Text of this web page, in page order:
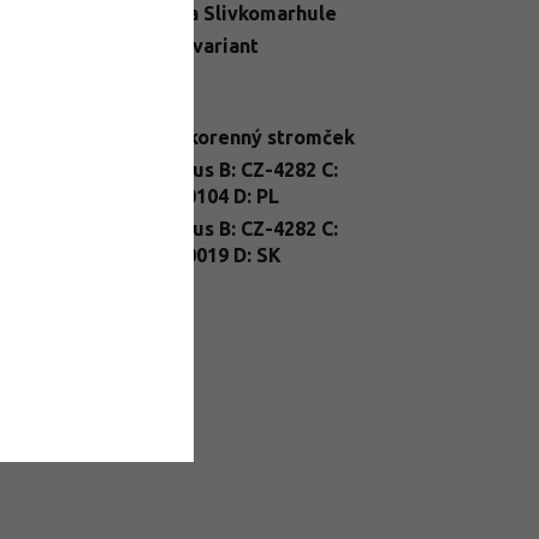
Blumy a Slivkomarhule
Zvoľte variant
prostokorenný stromček
A: Prunus B: CZ-4282 C:
25/FP/0104 D: PL
A: Prunus B: CZ-4282 C:
26/FP/0019 D: SK